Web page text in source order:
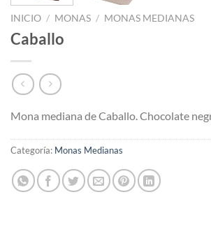
INICIO / MONAS / MONAS MEDIANAS
Caballo
Mona mediana de Caballo. Chocolate
Categoría: Monas Medianas